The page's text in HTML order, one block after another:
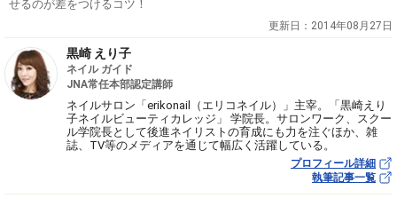
せるのが差をつけるコツ！
更新日： 2014年08月27日
黒崎 えり子
ネイル ガイド
JNA常任本部認定講師
ネイルサロン「erikonail（エリコネイル）」主宰。「黒崎えり
子ネイルビューティカレッジ」 学院長。サロンワーク、スクー
ル学院長として後進ネイリストの育成にも力を注ぐほか、雑
誌、TV等のメディアを通じて幅広く活躍している。
プロフィール詳細
執筆記事一覧